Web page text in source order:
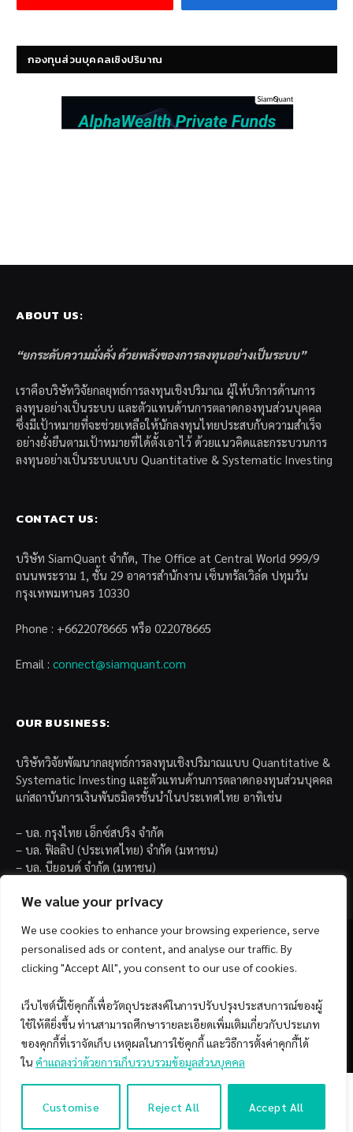
We value your privacy
We use cookies to enhance your browsing experience, serve
personalised ads or content, and analyse our traffic. By
clicking "Accept All", you consent to our use of cookies.
เว็บไซต์นี้ใช้คุกกี้เพื่อวัตถุประสงค์ในการปรับปรุงประสบการณ์ของผู้
ใช้ให้ดียิ่งขึ้น ท่านสามารถศึกษารายละเอียดเพิ่มเติมเกี่ยวกับประเภท
ของคุกกี้ที่เราจัดเก็บ เหตุผลในการใช้คุกกี้ และวิธีการตั้งค่าคุกกี้ได้
ใน คำแถลงว่าด้วยการเก็บรวบรวมข้อมูลส่วนบุคคล
Customise Reject All Accept All
กองทุนส่วนบุคคลเชิงปริมาณ
ABOUT US:
“ยกระดับความมั่งคั่ง ด้วยพลังของการลงทุนอย่างเป็นระบบ”
เราคือบริษัทวิจัยกลยุทธ์การลงทุนเชิงปริมาณ ผู้ให้บริการด้านการ
ลงทุนอย่างเป็นระบบ และตัวแทนด้านการตลาดกองทุนส่วนบุคคล
ซึ่งมีเป้าหมายที่จะช่วยเหลือให้นักลงทุนไทยประสบกับความสำเร็จ
อย่างยั่งยืนตามเป้าหมายที่ได้ตั้งเอาไว้ ด้วยแนวคิดและกระบวนการ
ลงทุนอย่างเป็นระบบแบบ Quantitative & Systematic Investing
CONTACT US:
บริษัท SiamQuant จำกัด, The Office at Central World 999/9
ถนนพระราม 1, ชั้น 29 อาคารสำนักงาน เซ็นทรัลเวิล์ด ปทุมวัน
กรุงเทพมหานคร 10330
Phone : +6622078665 หรือ 022078665
Email : connect@siamquant.com
OUR BUSINESS:
บริษัทวิจัยพัฒนากลยุทธ์การลงทุนเชิงปริมาณแบบ Quantitative &
Systematic Investing และตัวแทนด้านการตลาดกองทุนส่วนบุคคล
แก่สถาบันการเงินพันธมิตรชั้นนำในประเทศไทย อาทิเช่น
– บล. กรุงไทย เอ็กซ์สปริง จำกัด
– บล. ฟิลลิป (ประเทศไทย) จำกัด (มหาชน)
– บล. บียอนด์ จำกัด (มหาชน)
© 2026 Copyright by SiamQuant.